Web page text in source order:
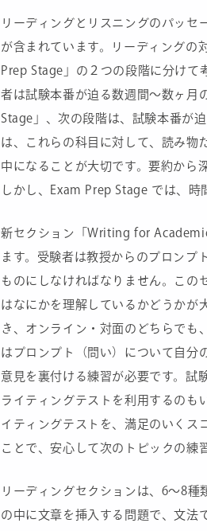
リーディングとリスニングのパッセ
が含まれています。リーディングの
Prep Stage」の２つの段階に分けて
者は試験本番が迫る数週間〜数ヶ月
Stage」、次の段階は、試験本番が
は、これらの科目に対して、読み物
中になることが大切です。要約から
しかし、Exam Prep Stage では、時
新セクション「Writing for
ます。受験者は教授からのプロンプ
ものにしなければなりません。この
はなにかを理解しているかどうか
き、オンライン・対面のどちらでも
はプロンプト（問い）について自分
意見を裏付ける練習が必要です。試
ライティングテストを利用するのも
イティングテストを、満足のいくス
ことで、安心して次のトピックの練
リーディングセクションは、6～8
の中に文章を挿入する問題で、文法